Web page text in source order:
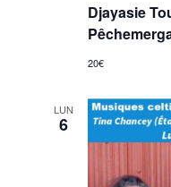
Djayasie
20€
LUN
6